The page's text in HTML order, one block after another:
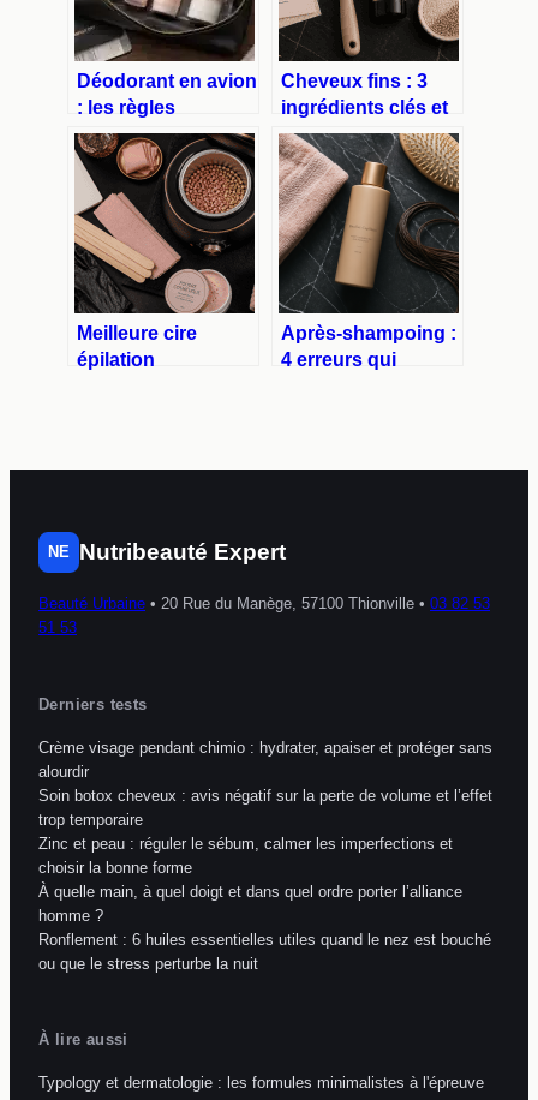
Déodorant en avion
: les règles
précises pour vos
aérosols et sticks
Cheveux fins : 3
ingrédients clés et
le pH idéal pour un
volume durable
Meilleure cire
épilation
température
Après-shampoing :
4 erreurs qui
chevelure légère
NE Nutribeauté Expert
Beauté Urbaine • 20 Rue du Manège, 57100 Thionville • 03 82 53
51 53
Derniers tests
Crème visage pendant chimio : hydrater, apaiser et protéger sans
alourdir
Soin botox cheveux : avis négatif sur la perte de volume et l’effet
trop temporaire
Zinc et peau : réguler le sébum, calmer les imperfections et
choisir la bonne forme
À quelle main, à quel doigt et dans quel ordre porter l’alliance
homme ?
Ronflement : 6 huiles essentielles utiles quand le nez est bouché
ou que le stress perturbe la nuit
À lire aussi
Typology et dermatologie : les formules minimalistes à l'épreuve